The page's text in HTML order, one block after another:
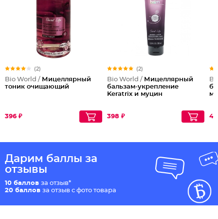
(2)
Bio World / Мицеллярный
тоник очищающий
396 ₽
(2)
Bio World / Мицеллярный
бальзам-укрепление
Keratrix и муцин
398 ₽
Дарим баллы за
отзывы
10 баллов за отзыв*
20 баллов за отзыв с фото товара